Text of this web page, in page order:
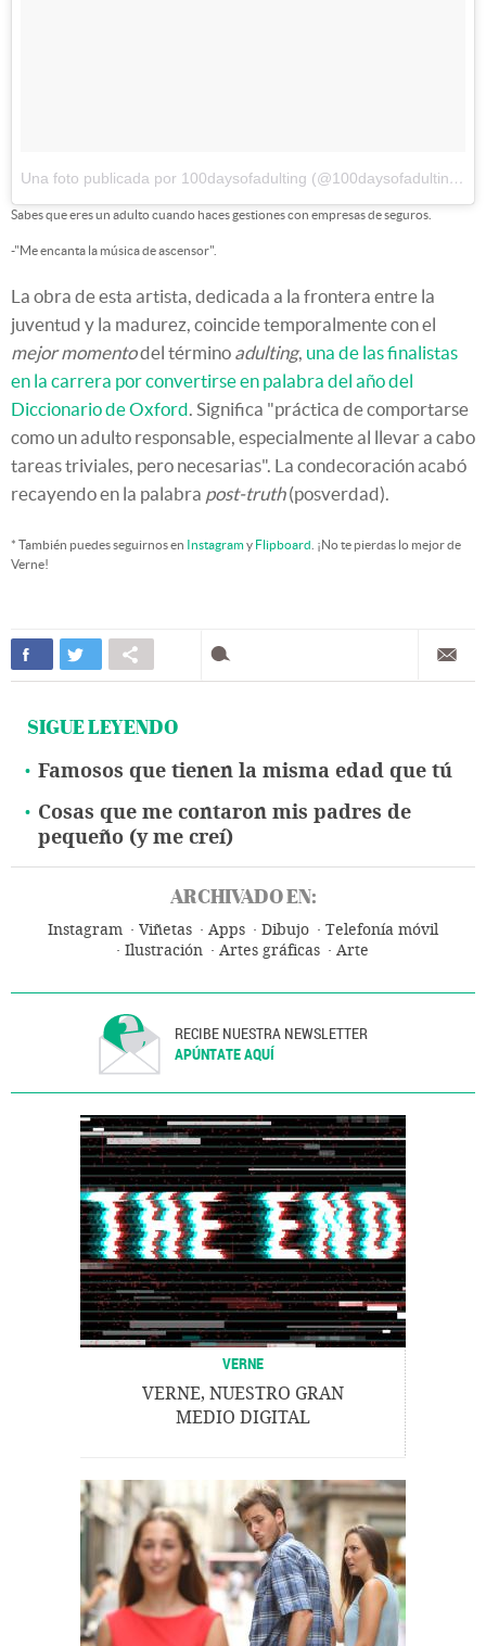
Una foto publicada por 100daysofadulting (@100daysofadulting)
Sabes que eres un adulto cuando haces gestiones con empresas de seguros.
-"Me encanta la música de ascensor".
La obra de esta artista, dedicada a la frontera entre la
juventud y la madurez, coincide temporalmente con el
mejor momentodel término adulting, una de las finalistas
en la carrera por convertirse en palabra del año del
Diccionario de Oxford. Significa "práctica de comportarse
como un adulto responsable, especialmente al llevar a cabo
tareas triviales, pero necesarias". La condecoración acabó
recayendo en la palabra post-truth(posverdad).
* También puedes seguirnos en Instagramy Flipboard . ¡No te pierdas lo mejor de
Verne!
SIGUE LEYENDO
Famosos que tienen la misma edad que tú
Cosas que me contaron mis padres de
pequeño (y me creí)
ARCHIVADO EN:
Instagram Viñetas Apps Dibujo
Telefonía móvil
Ilustración
Artes gráficas Arte
RECIBE NUESTRA NEWSLETTER
APÚNTATE AQUÍ
VERNE
VERNE, NUESTRO GRAN
MEDIO DIGITAL